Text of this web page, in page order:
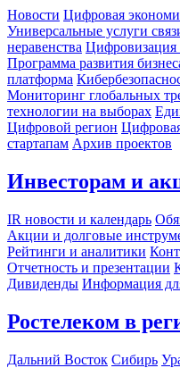
Новости Цифровая
Универсальные услуги
неравенства Цифровизация
Программа развития
платформа
Мониторинг глобальных
технологии на выборах
Цифровой регион
стартапам Архив проектов
Инвесторам и
IR новости и календарь
Акции и долговые
Рейтинги и аналитики
Отчетность и презентации
Дивиденды Информация
Ростелеком в
Дальний Восток Сибирь